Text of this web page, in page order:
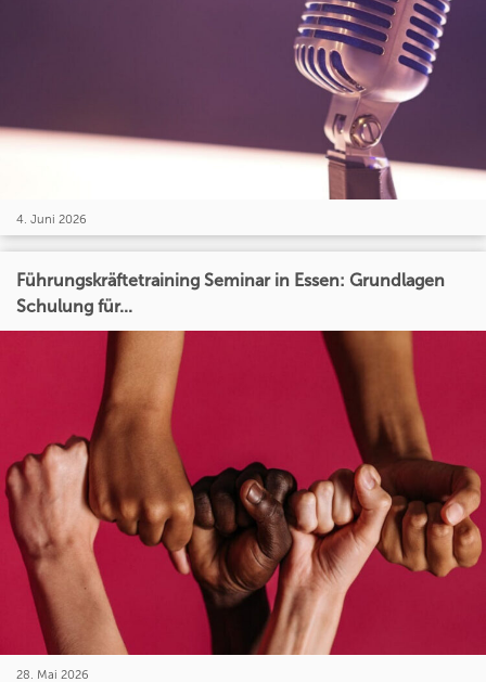
4. Juni 2026
Führungskräftetraining Seminar in Essen: Grundlagen
Schulung für...
28. Mai 2026